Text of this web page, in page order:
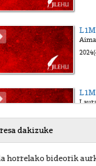
dakizuke
horrelako bideorik